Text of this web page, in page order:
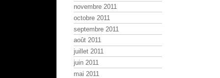
novembre 2011
octobre 2011
septembre 2011
août 2011
juillet 2011
juin 2011
mai 2011